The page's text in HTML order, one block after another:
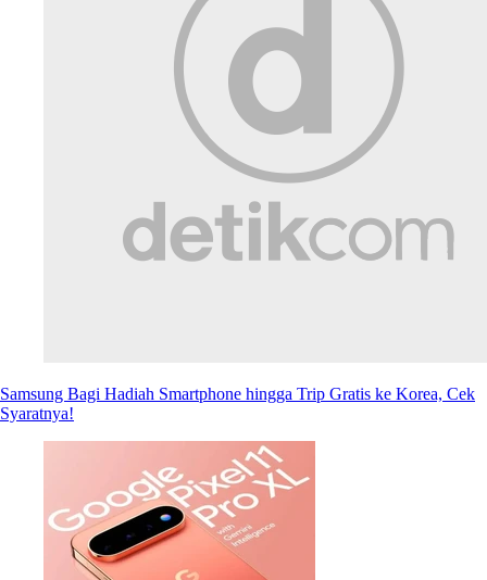
Samsung Bagi Hadiah Smartphone hingga Trip Gratis ke Korea, Cek
Syaratnya!